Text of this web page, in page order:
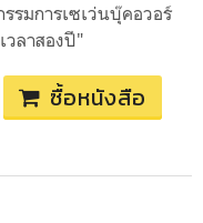
รมการเซเว่นบุ๊คอวอร์
วลาสองปี"
ซื้อหนังสือ